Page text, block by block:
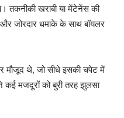
तकनीकी खराबी या मेंटेनेंस की
जोरदार धमाके के साथ बॉयलर
मौजूद थे, जो सीधे इसकी चपेट में
मजदूरों को बुरी तरह झुलसा